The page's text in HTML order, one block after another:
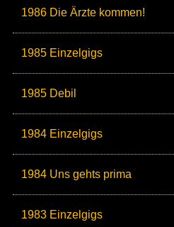
1986 Die Ärzte kommen!
1985 Einzelgigs
1985 Debil
1984 Einzelgigs
1984 Uns gehts prima
1983 Einzelgigs